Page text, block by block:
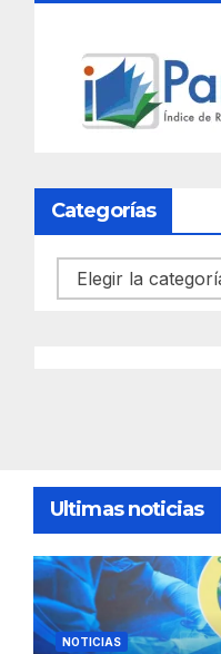
Categorías
Categorías
Ultimas noticias
NOTICIAS